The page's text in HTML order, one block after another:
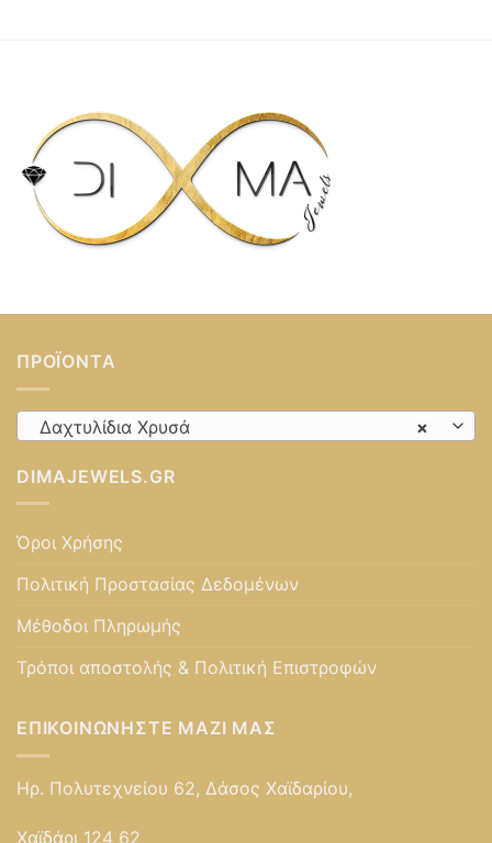
ΠΡΟΪΌΝΤΑ
×
Δαχτυλίδια Χρυσά
DIMAJEWELS.GR
Όροι Χρήσης
Πολιτική Προστασίας Δεδομένων
Μέθοδοι Πληρωμής
Τρόποι αποστολής & Πολιτική Επιστροφών
ΕΠΙΚΟΙΝΩΝΉΣΤΕ ΜΑΖΊ ΜΑΣ
Ηρ. Πολυτεχνείου 62, Δάσος Χαϊδαρίου,
Χαϊδάρι 124 62